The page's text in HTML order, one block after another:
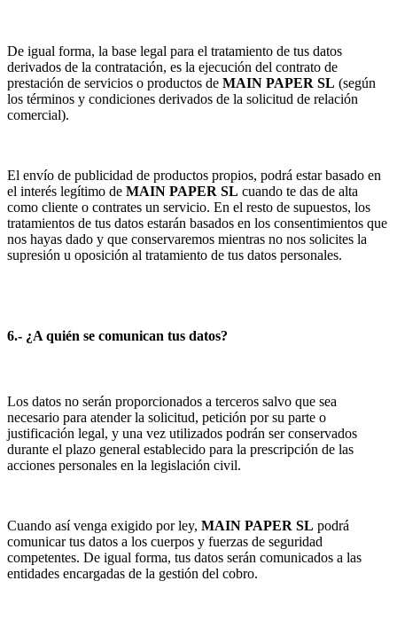
De igual forma, la base legal para el tratamiento de tus datos
derivados de la contratación, es la ejecución del contrato de
prestación de servicios o productos de MAIN PAPER SL (según
los términos y condiciones derivados de la solicitud de relación
comercial).
El envío de publicidad de productos propios, podrá estar basado en
el interés legítimo de MAIN PAPER SL cuando te das de alta
como cliente o contrates un servicio. En el resto de supuestos, los
tratamientos de tus datos estarán basados en los consentimientos que
nos hayas dado y que conservaremos mientras no nos solicites la
supresión u oposición al tratamiento de tus datos personales.
6.- ¿A quién se comunican tus datos?
Los datos no serán proporcionados a terceros salvo que sea
necesario para atender la solicitud, petición por su parte o
justificación legal, y una vez utilizados podrán ser conservados
durante el plazo general establecido para la prescripción de las
acciones personales en la legislación civil.
Cuando así venga exigido por ley, MAIN PAPER SL podrá
comunicar tus datos a los cuerpos y fuerzas de seguridad
competentes. De igual forma, tus datos serán comunicados a las
entidades encargadas de la gestión del cobro.